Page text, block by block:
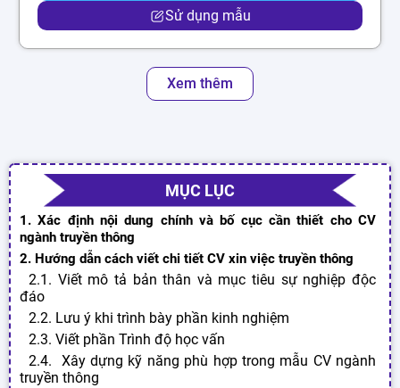
Sử dụng mẫu
Xem thêm
MỤC LỤC
1. Xác định nội dung chính và bố cục cần thiết cho CV
ngành truyền thông
2. Hướng dẫn cách viết chi tiết CV xin việc truyền thông
2.1. Viết mô tả bản thân và mục tiêu sự nghiệp độc
đáo
2.2. Lưu ý khi trình bày phần kinh nghiệm
2.3. Viết phần Trình độ học vấn
2.4. Xây dựng kỹ năng phù hợp trong mẫu CV ngành
truyền thông